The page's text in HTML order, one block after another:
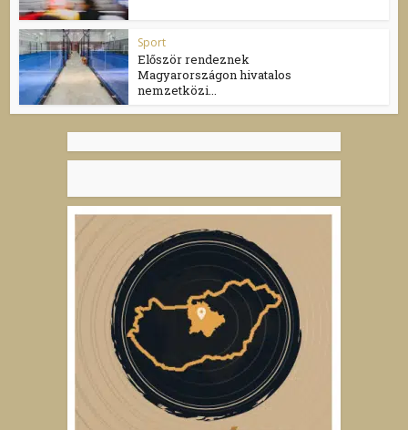
Sport
Először rendeznek
Magyarországon hivatalos
nemzetközi...